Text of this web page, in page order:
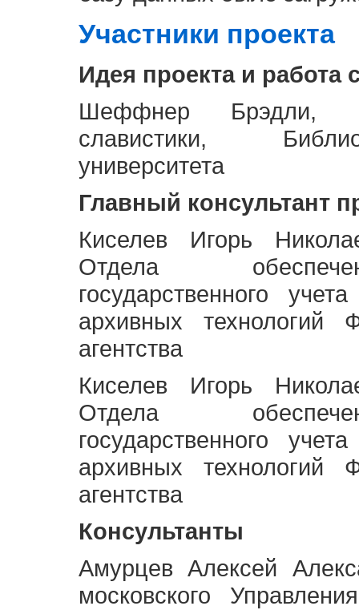
Участники проекта
Идея проекта и работа
Шеффнер Брэдли,
славистики,
университета
Главный консультант
Киселев Игорь
Отдела
государственного
архивных технологий
агентства
Киселев Игорь
Отдела
государственного
архивных технологий
агентства
Консультанты
Амурцев Алексей
московского